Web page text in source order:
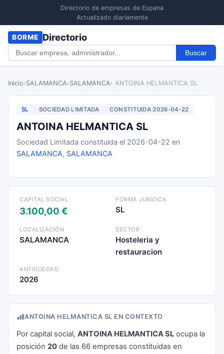
Directorio de empresas de Espana
Actualizado diariamente
BORME Directorio
Buscar
Inicio›SALAMANCA›SALAMANCA› ANTOINA HELMANTICA SL
SL SOCIEDAD LIMITADA CONSTITUIDA 2026-04-22
ANTOINA HELMANTICA SL
Sociedad Limitada constituida el 2026-04-22 en
SALAMANCA, SALAMANCA
CAPITAL SOCIAL
3.100,00 €
FORMA JURÍDICA
SL
LOCALIZACIÓN
SALAMANCA
SECTOR
Hosteleria y
restauracion
ANTIGÜEDAD
2026
ANTOINA HELMANTICA SL EN CONTEXTO
Por capital social, ANTOINA HELMANTICA SL ocupa la
posición 20 de las 66 empresas constituidas en